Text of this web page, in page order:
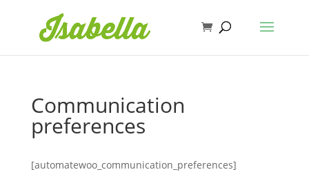
Communication
preferences
[automatewoo_communication_preferences]